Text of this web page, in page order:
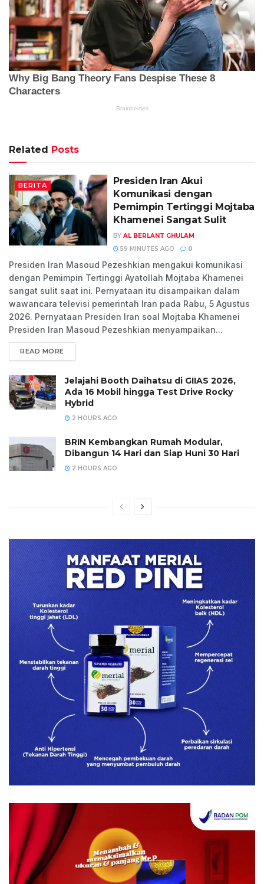
Related Posts
BERITA
Presiden Iran Akui
Komunikasi dengan
Pemimpin Tertinggi Mojtaba
Khamenei Sangat Sulit
BY AL BERLANT GHULAM
59 MINUTES AGO
0
Presiden Iran Masoud Pezeshkian mengakui komunikasi
dengan Pemimpin Tertinggi Ayatollah Mojtaba Khamenei
sangat sulit saat ini. Pernyataan itu disampaikan dalam
wawancara televisi pemerintah Iran pada Rabu, 5 Agustus
2026. Pernyataan Presiden Iran soal Mojtaba Khamenei
Presiden Iran Masoud Pezeshkian menyampaikan...
READ MORE
Jelajahi Booth Daihatsu di GIIAS 2026,
Ada 16 Mobil hingga Test Drive Rocky
Hybrid
2 HOURS AGO
BRIN Kembangkan Rumah Modular,
Dibangun 14 Hari dan Siap Huni 30 Hari
2 HOURS AGO